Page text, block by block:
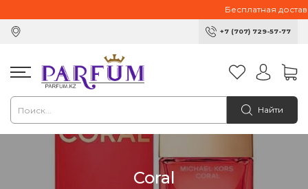
Бесплатная
+7 (707) 729-57-77
Найти
Coral